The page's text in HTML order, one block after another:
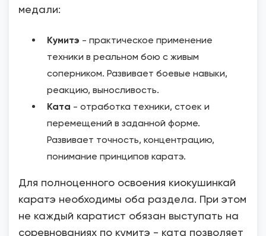
медали:
Кумитэ - практическое применение
техники в реальном бою с живым
соперником. Развивает боевые навыки,
реакцию, выносливость.
Ката - отработка техники, стоек и
перемещений в заданной форме.
Развивает точность, концентрацию,
понимание принципов каратэ.
Для полноценного освоения киокушинкай
каратэ необходимы оба раздела. При этом
не каждый каратист обязан выступать на
соревнованиях по кумитэ - ката позволяет